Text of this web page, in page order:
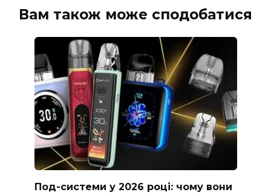
Вам також може сподобатися
Под-системи у 2026 році: чому вони